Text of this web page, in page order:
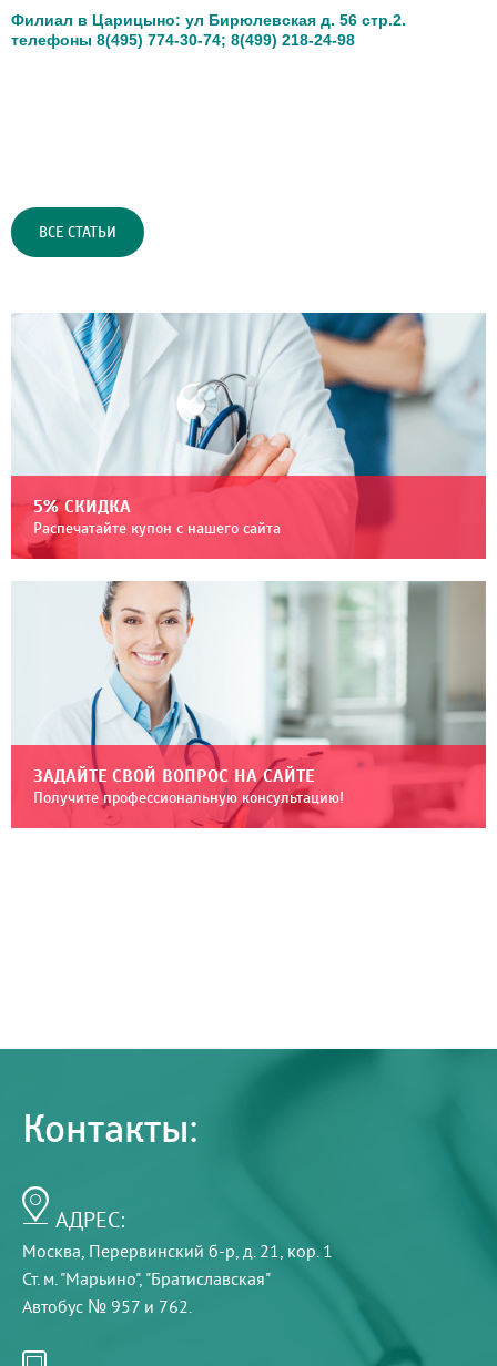
Филиал в Царицыно: ул Бирюлевская д. 56 стр.2.
телефоны 8(495) 774-30-74; 8(499) 218-24-98
ВСЕ СТАТЬИ
5% СКИДКА
Распечатайте купон с нашего сайта
ЗАДАЙТЕ СВОЙ ВОПРОС НА САЙТЕ
Получите профессиональную консультацию!
Контакты:
АДРЕС:
Москва, Перервинский б-р, д. 21, кор. 1
Ст. м. "Марьино", "Братиславская"
Автобус № 957 и 762.